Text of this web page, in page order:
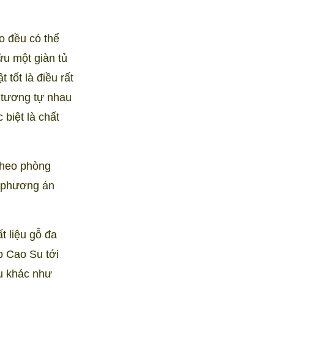
đều có thể
một giàn tủ
tốt là điều rất
tự nhau
biệt là chất
phòng
án
liệu gỗ đa
Cao Su tới
khác như